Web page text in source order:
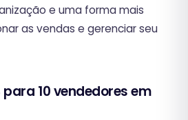
e uma forma mais
as vendas e gerenciar seu
10 vendedores em